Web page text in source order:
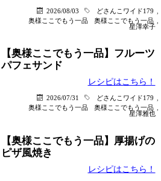
2026/08/03 どさんこワイド179
奥様ここでもう一品
奥様ここでもう一品
星澤幸子
【奥様ここでもう一品】フルーツ
パフェサンド
レシピはこちら！
2026/07/31 どさんこワイド179
奥様ここでもう一品
奥様ここでもう一品
星澤雅也
【奥様ここでもう一品】厚揚げの
ピザ風焼き
レシピはこちら！